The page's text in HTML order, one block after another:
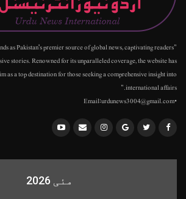
as Pakistan's premier source of global news, captivating readers
stories. Renowned for its unparalleled coverage, the website has
as a top destination for those seeking a comprehensive insight into
international affairs."
•Email:urdunews3004@gmail.com
مئی 2026